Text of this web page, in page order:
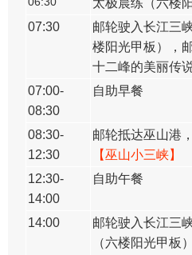
太极晨练（六楼
07:30
邮轮驶入长江三
楼阳光甲板），
十二峰的美丽传
07:00-
08:30
自助早餐
08:30-
12:30
邮轮抵达巫山港
【巫山小三峡】
12:30-
14:00
自助午餐
14:00
邮轮驶入长江三
（六楼阳光甲板